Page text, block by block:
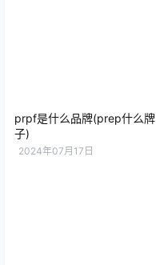
prpf是什么品牌(prep什么牌
子)
2024年07月17日